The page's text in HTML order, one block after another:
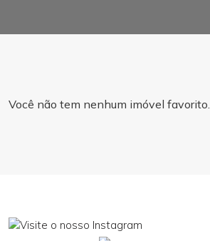
Você não tem nenhum imóvel favorito.